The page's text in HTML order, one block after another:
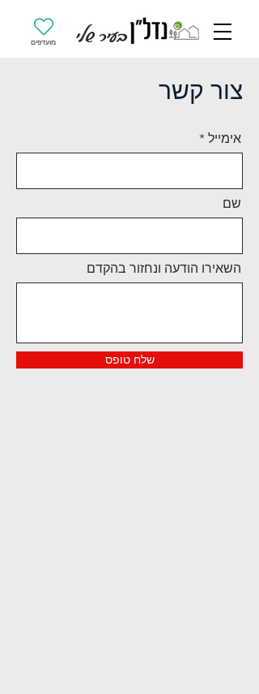
מועדפים
צור קשר
אימייל
שם
השאירו הודעה ונחזור בהקדם
שלח טופס